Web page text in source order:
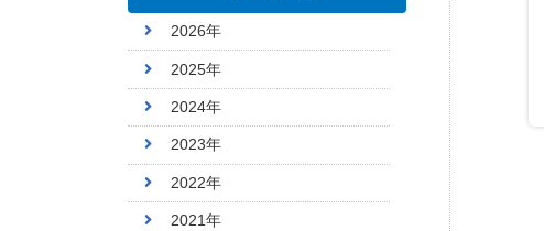
2026年
2025年
2024年
2023年
2022年
2021年